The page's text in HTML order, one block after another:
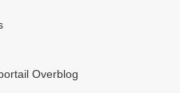
Overblog